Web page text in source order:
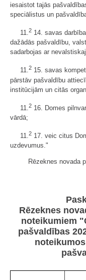
iesaistot tajās
speciālistus un
11.2 14. savas
dažādās pašvaldību,
sadarbojas ar
11.2 15. savas
pārstāv pašvaldību
institūcijām un citās
11.2 16. Domes
vārdā;
11.2 17. veic citus
uzdevumus."
Rēzeknes novada
Rēzeknes
noteikumiem
pašvaldības